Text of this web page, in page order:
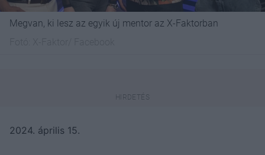
Megvan, ki lesz az egyik új mentor az X-Faktorban
2024. április 15.